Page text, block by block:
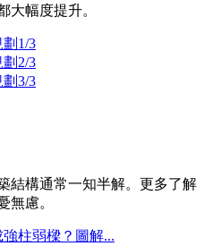
大幅度提升。
1/3
2/3
3/3
結構通常一知半解。更多了解
無慮。
柱弱樑？圖解...